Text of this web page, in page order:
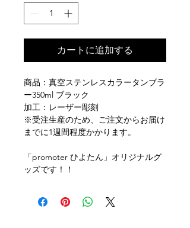
カートに追加する
商品：真空ステンレスカラータンブラ
ー350ml ブラック
加工：レーザー彫刻
※受注生産のため、ご注文からお届け
までに1週間程度かかります。
「promoter ひよたん」オリジナルグ
ッズです！！